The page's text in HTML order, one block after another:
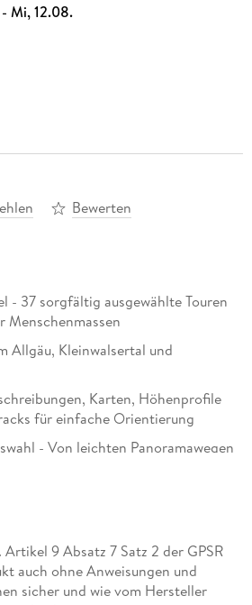
Mi, 12.08.
Bewerten
- 37 sorgfältig ausgewählte Touren
Menschenmassen
Allgäu, Kleinwalsertal und
Karten, Höhenprofile
für einfache Orientierung
- Von leichten Panoramawegen
Wandergebiete der Alpen
sucht, muss wissen, wo
Rother Wanderbuch »Stille Pfade
Wanderungen vor, die fernab
9 Absatz 7 Satz 2 der GPSR
auch ohne Anweisungen und
sicher und wie vom Hersteller